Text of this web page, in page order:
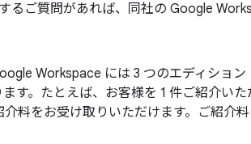
るご質問があれば、同社の Google
Workspace には 3 つのエディショ
す。たとえば、お客様を 1 件ご紹介い
料をお受け取りいただけます。ご紹介